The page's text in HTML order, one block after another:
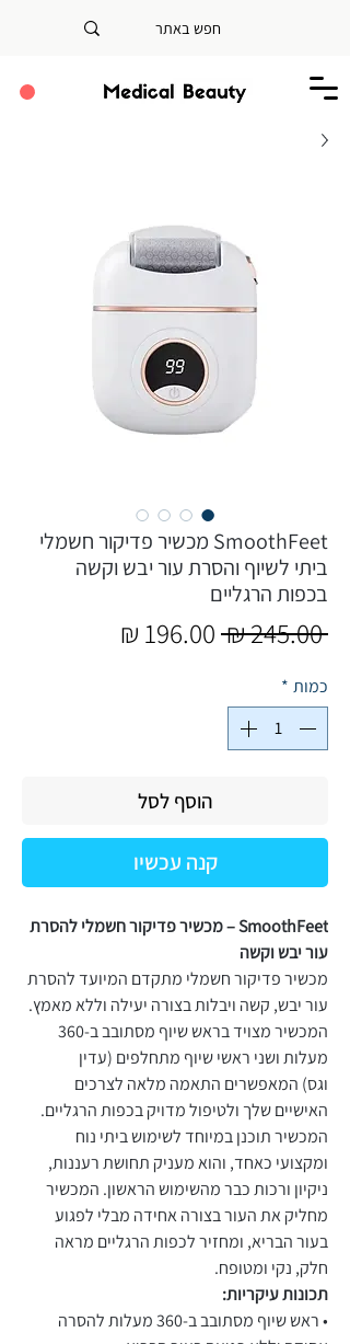
SmoothFeet מכשיר פדיקור חשמלי
ביתי לשיוף והסרת עור יבש וקשה
בכפות הרגליים
‏245.00 ‏₪
מחיר
כמות *
הוסף לסל
קנה עכשיו
SmoothFeet – מכשיר פדיקור חשמלי להסרת
עור יבש וקשה
מכשיר פדיקור חשמלי מתקדם המיועד להסרת
עור יבש, קשה ויבלות בצורה יעילה וללא מאמץ.
המכשיר מצויד בראש שיוף מסתובב ב-360
מעלות ושני ראשי שיוף מתחלפים (עדין
וגס) המאפשרים התאמה מלאה לצרכים
האישיים שלך ולטיפול מדויק בכפות הרגליים.
המכשיר תוכנן במיוחד לשימוש ביתי נוח
ומקצועי כאחד, והוא מעניק תחושת רעננות,
ניקיון ורכות כבר מהשימוש הראשון. המכשיר
מחליק את העור בצורה אחידה מבלי לפגוע
בעור הבריא, ומחזיר לכפות הרגליים מראה
חלק, נקי ומטופח.
תכונות עיקריות:
• ראש שיוף מסתובב ב-360 מעלות להסרה